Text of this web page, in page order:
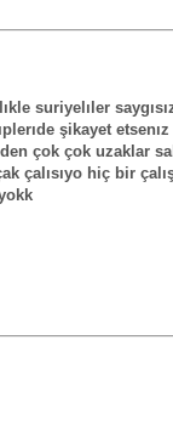
suriyelıler
şikayet
çok çok uzaklar
çalısıyo hiç bir